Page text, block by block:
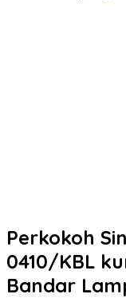
Perkokoh
0410/KBL
Bandar